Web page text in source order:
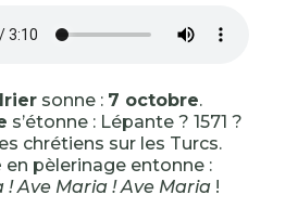
sonne : 7 octobre.
s’étonne : Lépante ? 1571 ?
chrétiens sur les Turcs.
en pèlerinage entonne :
! Ave Maria ! Ave Maria!